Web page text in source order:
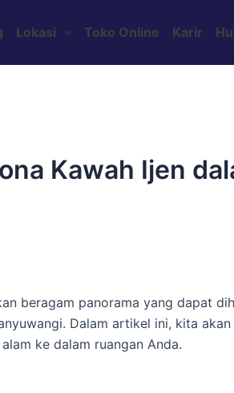
Lokasi Toko Online Karir
Kawah Ijen
beragam panorama yang dapat
Dalam artikel ini, kita
ke dalam ruangan Anda.